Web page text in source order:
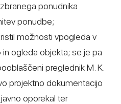
ponudnika
ponudbe;
možnosti vpogleda v
ogleda objekta; se je pa
preglednik M. K.
projektno dokumentacijo
oporekal ter